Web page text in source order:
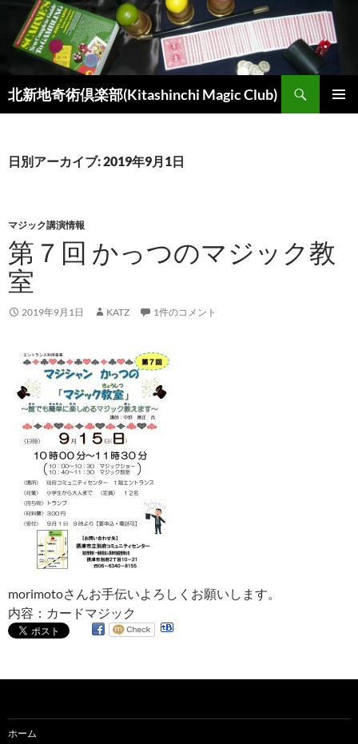
へ
ッ
北新地奇術倶楽部(Kitashinchi Magic Club)
検
索
日別アーカイブ: 2019年9月1日
マジック講演情報
第７回 かっつのマジック教
室
2019年9月1日 KATZ 1件のコメント
morimotoさんお手伝いよろしくお願いします。
内容：カードマジック
ホーム